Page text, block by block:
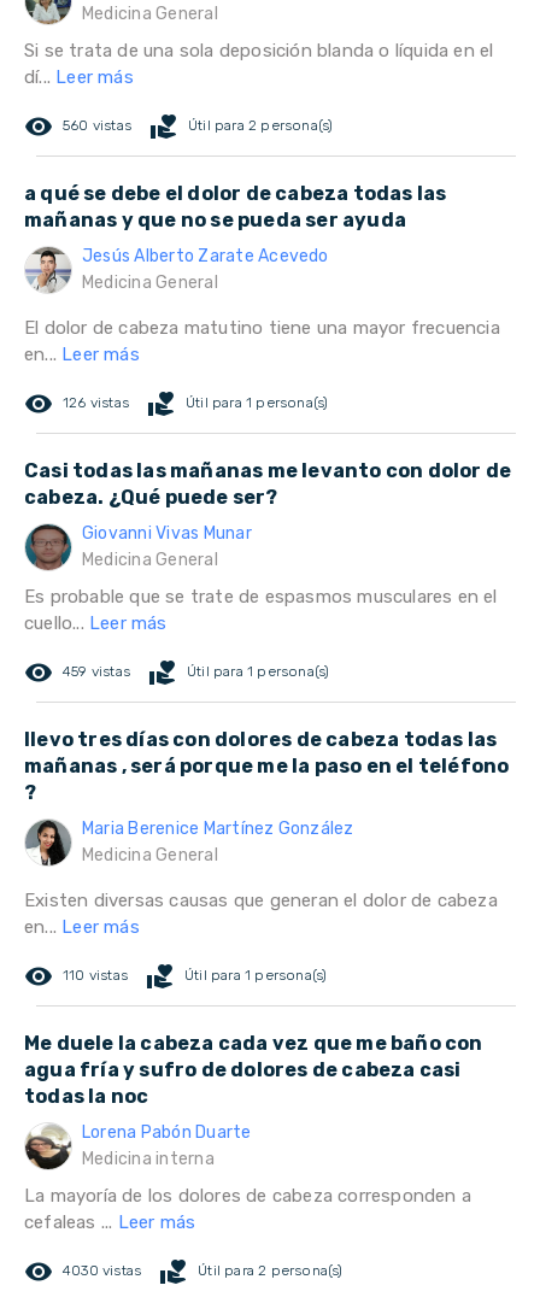
Medicina General
Si se trata de una sola deposición blanda o líquida en el
dí... Leer más
remove_red_eye 560 vistas volunteer_activism Útil para 2 persona(s)
a qué se debe el dolor de cabeza todas las
mañanas y que no se pueda ser ayuda
Jesús Alberto Zarate Acevedo
Medicina General
El dolor de cabeza matutino tiene una mayor frecuencia
en... Leer más
remove_red_eye 126 vistas volunteer_activism Útil para 1 persona(s)
Casi todas las mañanas me levanto con dolor de
cabeza. ¿Qué puede ser?
Giovanni Vivas Munar
Medicina General
Es probable que se trate de espasmos musculares en el
cuello... Leer más
remove_red_eye 459 vistas volunteer_activism Útil para 1 persona(s)
llevo tres días con dolores de cabeza todas las
mañanas , será porque me la paso en el teléfono
?
Maria Berenice Martínez González
Medicina General
Existen diversas causas que generan el dolor de cabeza
en... Leer más
remove_red_eye 110 vistas volunteer_activism Útil para 1 persona(s)
Me duele la cabeza cada vez que me baño con
agua fría y sufro de dolores de cabeza casi
todas la noc
Lorena Pabón Duarte
Medicina interna
La mayoría de los dolores de cabeza corresponden a
cefaleas ... Leer más
remove_red_eye 4030 vistas volunteer_activism Útil para 2 persona(s)